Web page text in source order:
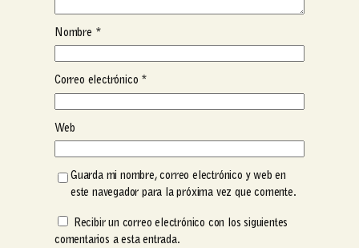
Nombre *
Correo electrónico *
Web
Guarda mi nombre, correo electrónico y web en
este navegador para la próxima vez que comente.
Recibir un correo electrónico con los siguientes
comentarios a esta entrada.